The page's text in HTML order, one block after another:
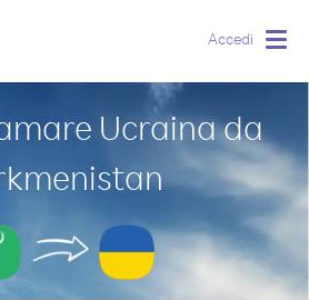
Accedi
Ucraina da